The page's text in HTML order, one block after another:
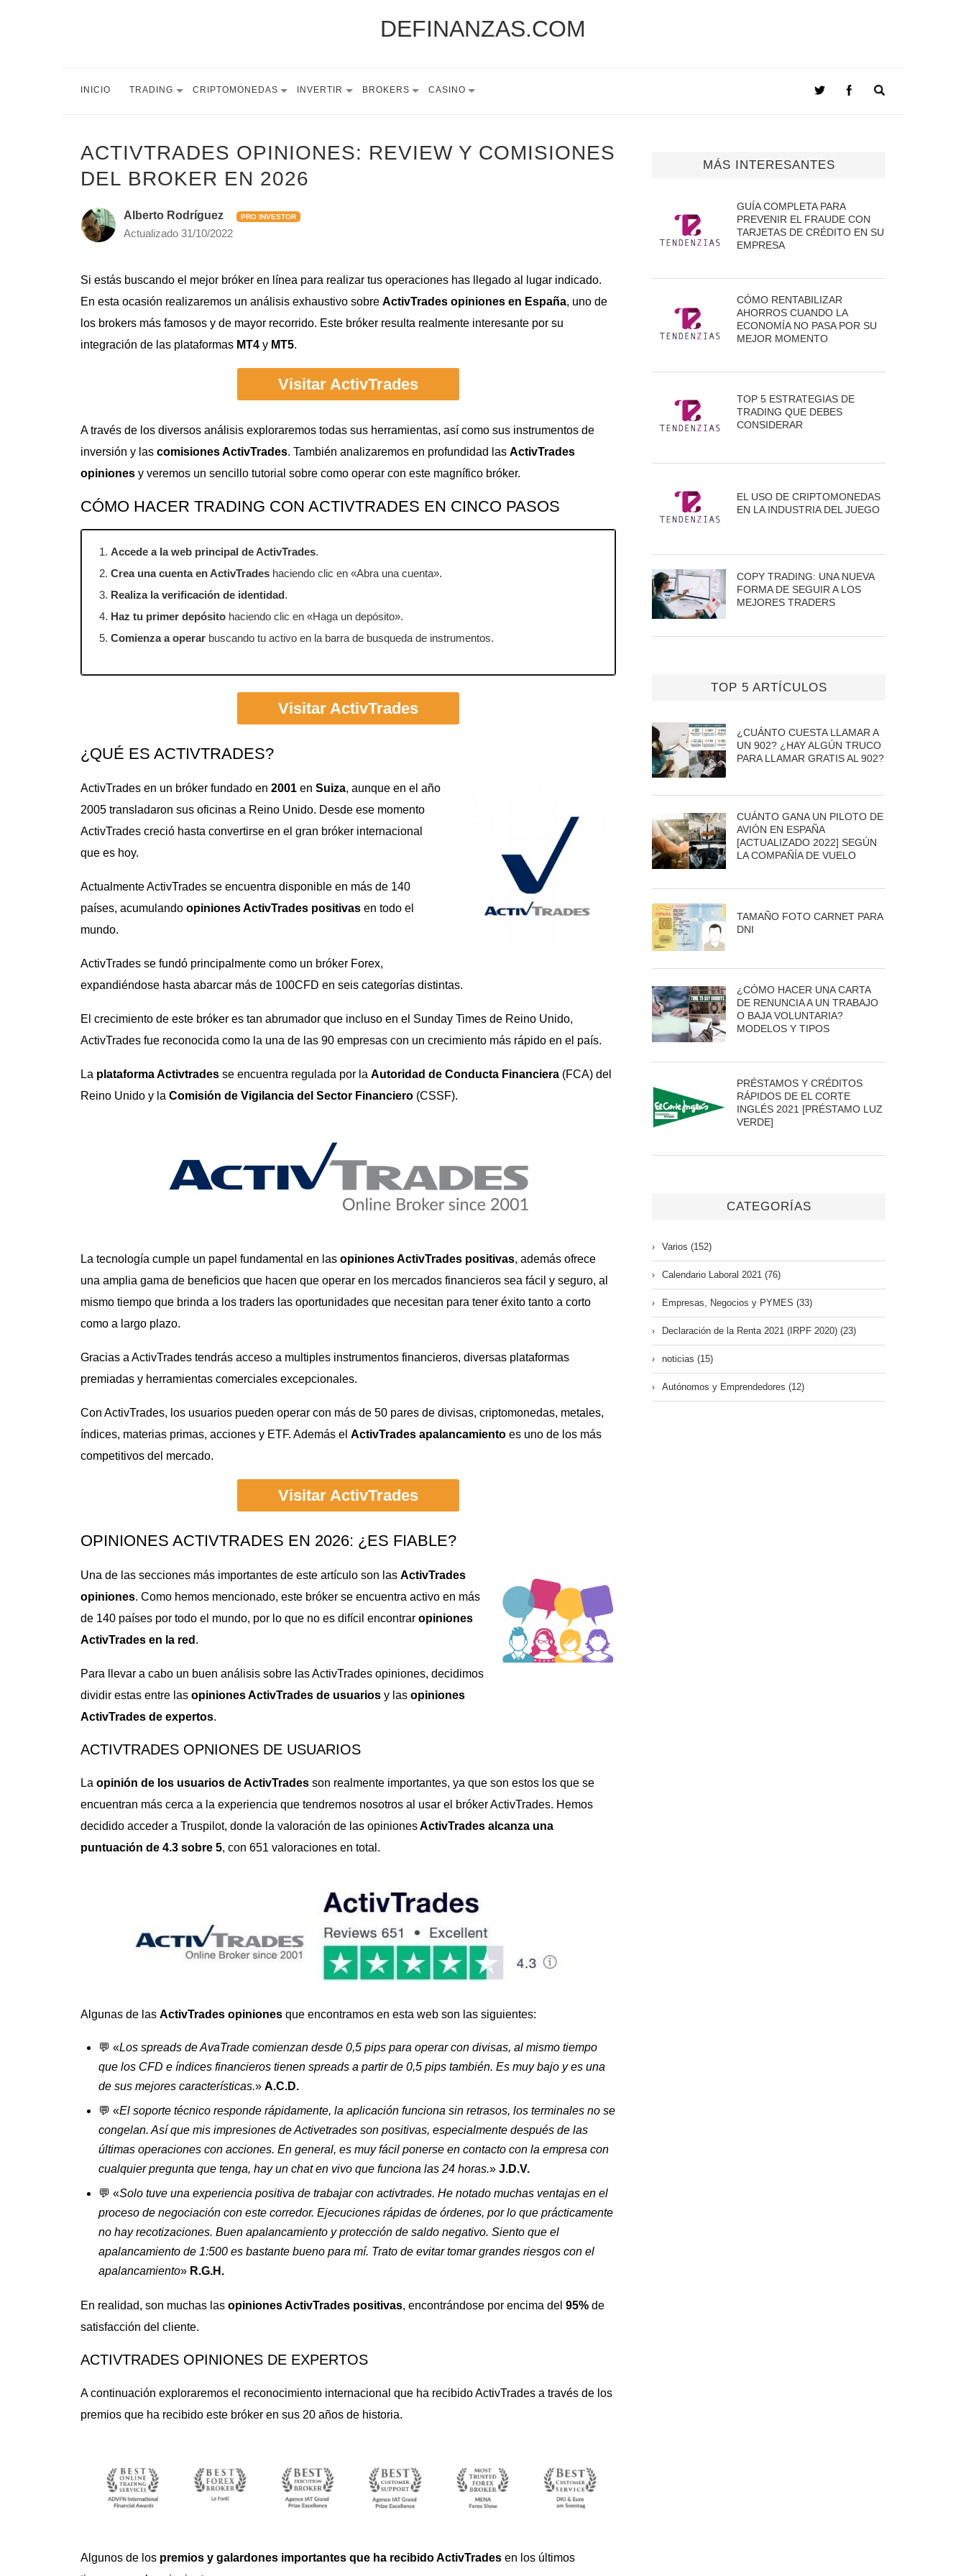
DEFINANZAS.COM
INICIO TRADING CRIPTOMONEDAS INVERTIR BROKERS CASINO
ACTIVTRADES OPINIONES: REVIEW Y COMISIONES
DEL BROKER EN 2026
Alberto Rodríguez PRO INVESTOR
Actualizado 31/10/2022
Si estás buscando el mejor bróker en línea para realizar tus operaciones has llegado al lugar indicado.
En esta ocasión realizaremos un análisis exhaustivo sobre ActivTrades opiniones en España, uno de
los brokers más famosos y de mayor recorrido. Este bróker resulta realmente interesante por su
integración de las plataformas MT4 y MT5.
Visitar ActivTrades
A través de los diversos análisis exploraremos todas sus herramientas, así como sus instrumentos de
inversión y las comisiones ActivTrades. También analizaremos en profundidad las ActivTrades
opiniones y veremos un sencillo tutorial sobre como operar con este magnífico bróker.
CÓMO HACER TRADING CON ACTIVTRADES EN CINCO PASOS
Accede a la web principal de ActivTrades.
Crea una cuenta en ActivTrades haciendo clic en «Abra una cuenta».
Realiza la verificación de identidad.
Haz tu primer depósito haciendo clic en «Haga un depósito».
Comienza a operar buscando tu activo en la barra de busqueda de instrumentos.
Visitar ActivTrades
¿QUÉ ES ACTIVTRADES?
ActivTrades en un bróker fundado en 2001 en Suiza, aunque en el año
2005 transladaron sus oficinas a Reino Unido. Desde ese momento
ActivTrades creció hasta convertirse en el gran bróker internacional
que es hoy.
Actualmente ActivTrades se encuentra disponible en más de 140
países, acumulando opiniones ActivTrades positivas en todo el
mundo.
ActivTrades se fundó principalmente como un bróker Forex,
expandiéndose hasta abarcar más de 100CFD en seis categorías distintas.
El crecimiento de este bróker es tan abrumador que incluso en el Sunday Times de Reino Unido,
ActivTrades fue reconocida como la una de las 90 empresas con un crecimiento más rápido en el país.
La plataforma Activtrades se encuentra regulada por la Autoridad de Conducta Financiera (FCA) del
Reino Unido y la Comisión de Vigilancia del Sector Financiero (CSSF).
La tecnología cumple un papel fundamental en las opiniones ActivTrades positivas, además ofrece
una amplia gama de beneficios que hacen que operar en los mercados financieros sea fácil y seguro, al
mismo tiempo que brinda a los traders las oportunidades que necesitan para tener éxito tanto a corto
como a largo plazo.
Gracias a ActivTrades tendrás acceso a multiples instrumentos financieros, diversas plataformas
premiadas y herramientas comerciales excepcionales.
Con ActivTrades, los usuarios pueden operar con más de 50 pares de divisas, criptomonedas, metales,
índices, materias primas, acciones y ETF. Además el ActivTrades apalancamiento es uno de los más
competitivos del mercado.
Visitar ActivTrades
OPINIONES ACTIVTRADES EN 2026: ¿ES FIABLE?
Una de las secciones más importantes de este artículo son las ActivTrades
opiniones. Como hemos mencionado, este bróker se encuentra activo en más
de 140 países por todo el mundo, por lo que no es difícil encontrar opiniones
ActivTrades en la red .
Para llevar a cabo un buen análisis sobre las ActivTrades opiniones, decidimos
dividir estas entre las opiniones ActivTrades de usuarios y las opiniones
ActivTrades de expertos.
ACTIVTRADES OPNIONES DE USUARIOS
La opinión de los usuarios de ActivTrades son realmente importantes, ya que son estos los que se
encuentran más cerca a la experiencia que tendremos nosotros al usar el bróker ActivTrades. Hemos
decidido acceder a Truspilot, donde la valoración de las opinionesActivTrades alcanza una
puntuación de 4.3 sobre 5, con 651 valoraciones en total.
Algunas de las ActivTrades opiniones que encontramos en esta web son las siguientes:
💬 «Los spreads de AvaTrade comienzan desde 0,5 pips para operar con divisas, al mismo tiempo
que los CFD e índices financieros tienen spreads a partir de 0,5 pips también. Es muy bajo y es una
de sus mejores características.» A.C.D.
💬 «El soporte técnico responde rápidamente, la aplicación funciona sin retrasos, los terminales no se
congelan. Así que mis impresiones de Activetrades son positivas, especialmente después de las
últimas operaciones con acciones. En general, es muy fácil ponerse en contacto con la empresa con
cualquier pregunta que tenga, hay un chat en vivo que funciona las 24 horas.» J.D.V.
💬 «Solo tuve una experiencia positiva de trabajar con activtrades. He notado muchas ventajas en el
proceso de negociación con este corredor. Ejecuciones rápidas de órdenes, por lo que prácticamente
no hay recotizaciones. Buen apalancamiento y protección de saldo negativo. Siento que el
apalancamiento de 1:500 es bastante bueno para mí. Trato de evitar tomar grandes riesgos con el
apalancamiento» R.G.H.
En realidad, son muchas las opiniones ActivTrades positivas, encontrándose por encima del 95% de
satisfacción del cliente.
ACTIVTRADES OPINIONES DE EXPERTOS
A continuación exploraremos el reconocimiento internacional que ha recibido ActivTrades a través de los
premios que ha recibido este bróker en sus 20 años de historia.
Algunos de los premios y galardones importantes que ha recibido ActivTrades en los últimos
MÁS INTERESANTES
GUÍA COMPLETA PARA
PREVENIR EL FRAUDE CON
TARJETAS DE CRÉDITO EN SU
EMPRESA
CÓMO RENTABILIZAR
AHORROS CUANDO LA
ECONOMÍA NO PASA POR SU
MEJOR MOMENTO
TOP 5 ESTRATEGIAS DE
TRADING QUE DEBES
CONSIDERAR
EL USO DE CRIPTOMONEDAS
EN LA INDUSTRIA DEL JUEGO
COPY TRADING: UNA NUEVA
FORMA DE SEGUIR A LOS
MEJORES TRADERS
TOP 5 ARTÍCULOS
¿CUÁNTO CUESTA LLAMAR A
UN 902? ¿HAY ALGÚN TRUCO
PARA LLAMAR GRATIS AL 902?
CUÁNTO GANA UN PILOTO DE
AVIÓN EN ESPAÑA
[ACTUALIZADO 2022] SEGÚN
LA COMPAÑÍA DE VUELO
TAMAÑO FOTO CARNET PARA
DNI
¿CÓMO HACER UNA CARTA
DE RENUNCIA A UN TRABAJO
O BAJA VOLUNTARIA?
MODELOS Y TIPOS
PRÉSTAMOS Y CRÉDITOS
RÁPIDOS DE EL CORTE
INGLÉS 2021 [PRÉSTAMO LUZ
VERDE]
CATEGORÍAS
Varios (152)
Calendario Laboral 2021 (76)
Empresas, Negocios y PYMES (33)
Declaración de la Renta 2021 (IRPF 2020) (23)
noticias (15)
Autónomos y Emprendedores (12)